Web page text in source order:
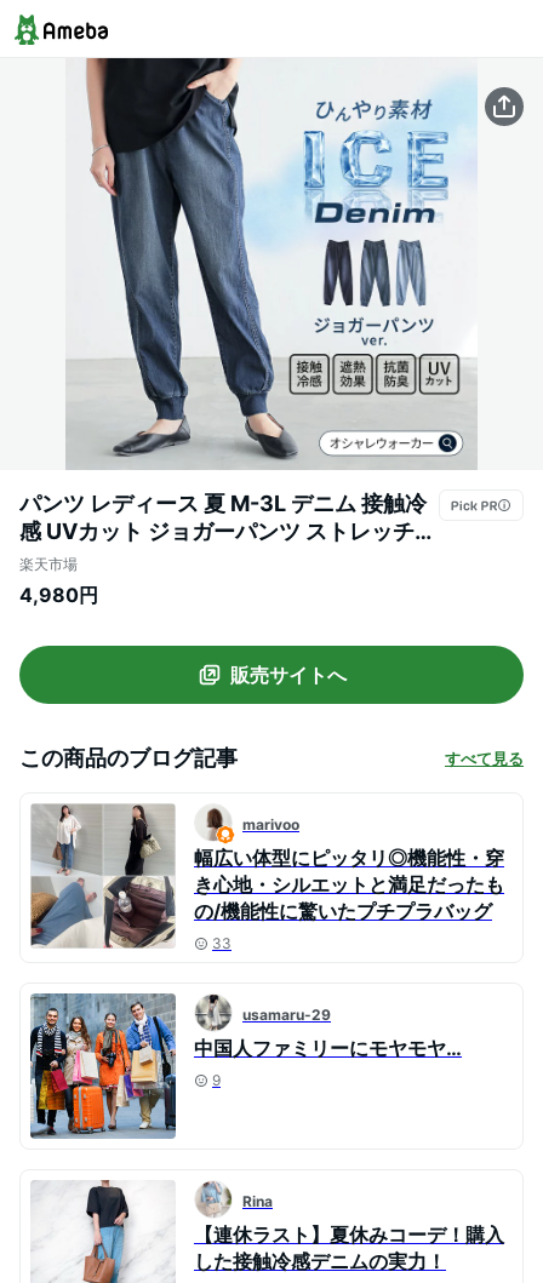
パンツ レディース 夏 M-3L デニム 接触冷
感 UVカット ジョガーパンツ ストレッチ
ズボン ひんやり UV 紫外線対策 遮熱 抗菌
防臭 ストレッチ ロング丈 薄手 ゆったり 春
楽天市場
4,980円
販売サイトへ
この商品のブログ記事 すべて見る
marivoo
幅広い体型にピッタリ◎機能性・穿
き心地・シルエットと満足だったも
の/機能性に驚いたプチプラバッグ
33
usamaru-29
中国人ファミリーにモヤモヤ…
9
Rina
【連休ラスト】夏休みコーデ！購入
した接触冷感デニムの実力！